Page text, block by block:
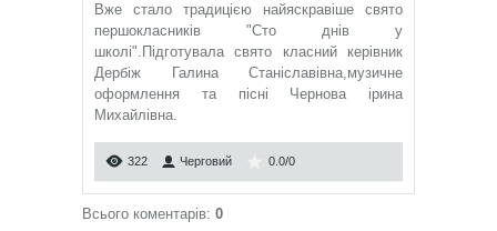
Вже стало традицією найяскравіше свято
першокласників "Сто днів у
школі".Підготувала свято класний керівник
Дербіж Галина Станіславівна,музичне
оформлення та пісні Чернова ірина
Михайлівна.
322 Черговий 0.0/0
Всього коментарів: 0